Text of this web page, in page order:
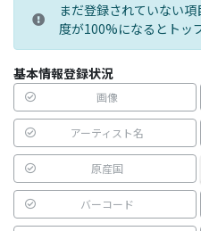
まだ登録されていない
度が100%になるとトッ
基本情報登録状況
画像
アーティスト名
原産国
バーコード